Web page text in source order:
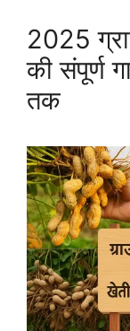
2025
की संपूर्ण
तक